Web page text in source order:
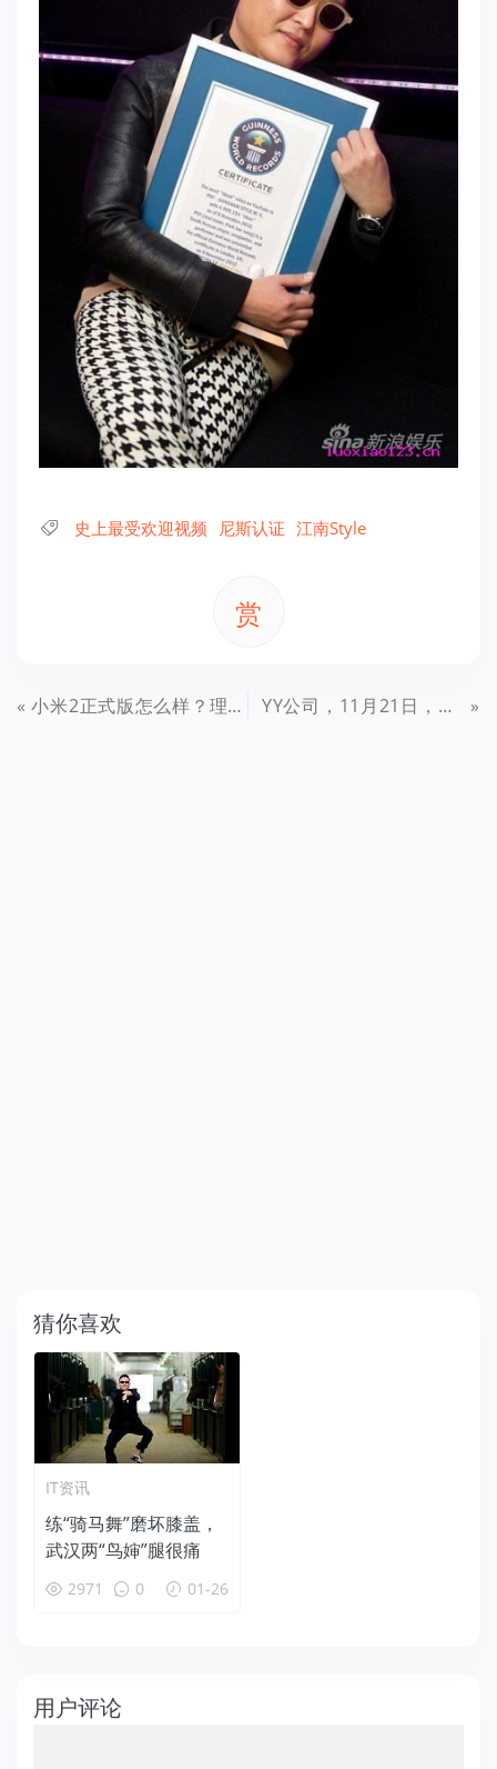
史上最受欢迎视频 尼斯认证 江南Style
赏
小米2正式版怎么样？理想与现实的差距深度吐槽 YY公司，11月21日，纳斯达克上市
猜你喜欢
IT资讯
练“骑马舞”磨坏膝盖，
武汉两“鸟婶”腿很痛
2971 0 01-26
用户评论